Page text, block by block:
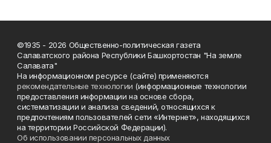
©1935 - 2026 Общественно-политическая газета
Салаватского района Республики Башкортостан "На земле
Салавата"
На информационном ресурсе (сайте) применяются
рекомендательные технологии (информационные технологии
предоставления информации на основе сбора,
систематизации и анализа сведений, относящихся к
предпочтениям пользователей сети «Интернет», находящихся
на территории Российской Федерации).
Об использовании персональных данных